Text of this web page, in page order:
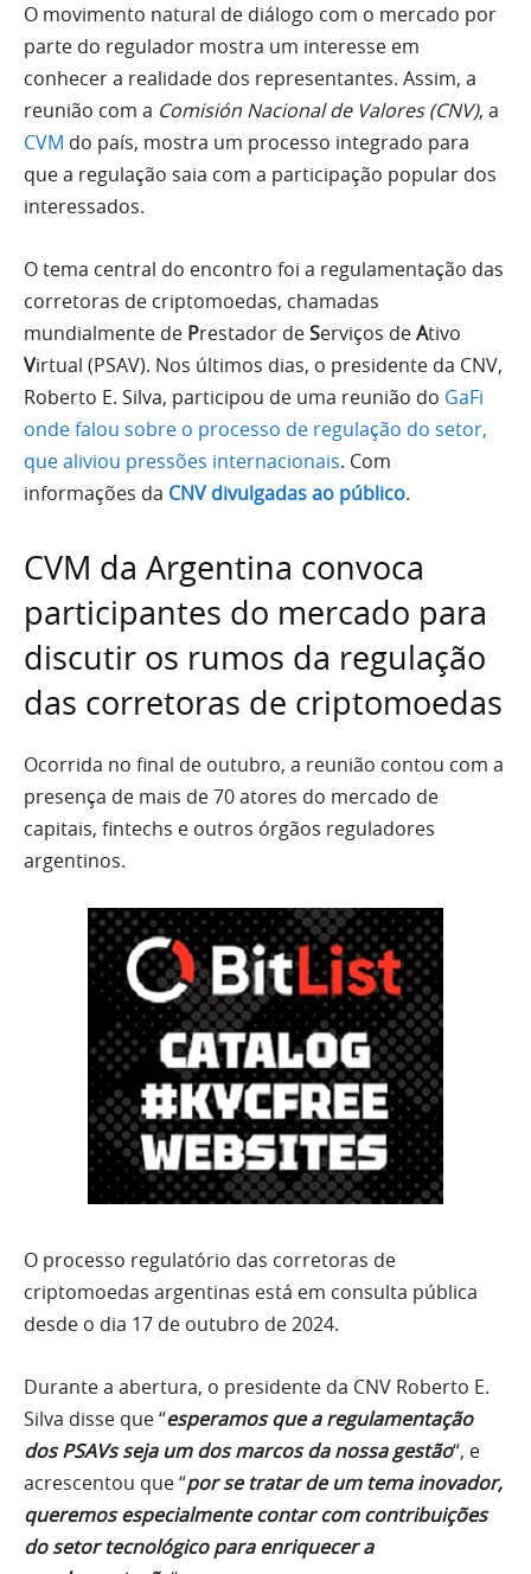
O movimento natural de diálogo com o mercado por
parte do regulador mostra um interesse em
conhecer a realidade dos representantes. Assim, a
reunião com a Comisión Nacional de Valores (CNV), a
CVM do país, mostra um processo integrado para
que a regulação saia com a participação popular dos
interessados.
O tema central do encontro foi a regulamentação das
corretoras de criptomoedas, chamadas
mundialmente de Prestador deServiços deAtivo
Virtual (PSAV). Nos últimos dias, o presidente da CNV,
Roberto E. Silva, participou de uma reunião do GaFi
onde falou sobre o processo de regulação do setor,
que aliviou pressões internacionais. Com
informações da CNV divulgadas ao público.
CVM da Argentina convoca
participantes do mercado para
discutir os rumos da regulação
das corretoras de criptomoedas
Ocorrida no final de outubro, a reunião contou com a
presença de mais de 70 atores do mercado de
capitais, fintechs e outros órgãos reguladores
argentinos.
O processo regulatório das corretoras de
criptomoedas argentinas está em consulta pública
desde o dia 17 de outubro de 2024.
Durante a abertura, o presidente da CNV Roberto E.
Silva disse que “esperamos que a regulamentação
dos PSAVs seja um dos marcos da nossa gestão“, e
acrescentou que “por se tratar de um tema inovador,
queremos especialmente contar com contribuições
do setor tecnológico para enriquecer a